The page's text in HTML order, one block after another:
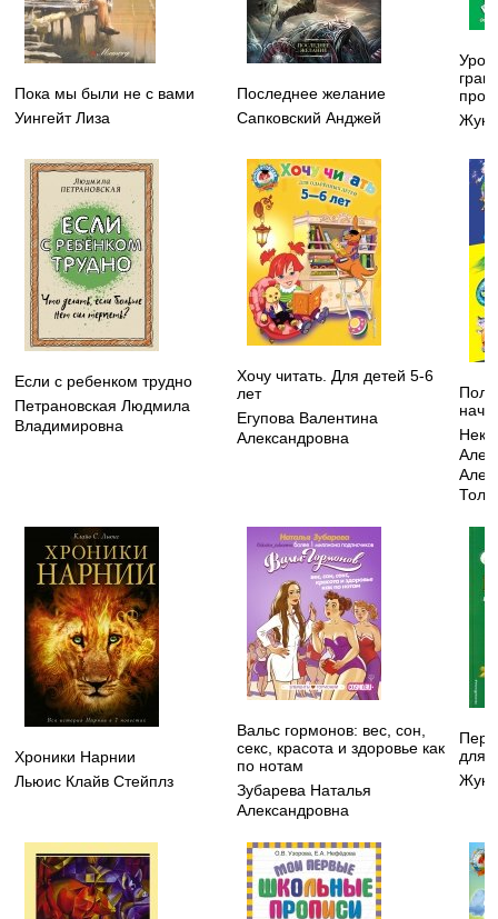
Пока мы были не с вами
Уингейт Лиза
Последнее желание
Сапковский Анджей
Если с ребенком трудно
Петрановская Людмила
Владимировна
Хочу читать. Для детей 5-6
лет
Егупова Валентина
Александровна
Хроники Нарнии
Льюис Клайв Стейплз
Вальс гормонов: вес, сон,
секс, красота и здоровье как
по нотам
Зубарева Наталья
Александровна
для